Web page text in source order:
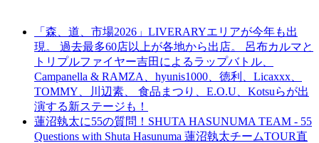
「森、道、市場2026」LIVERARYエリアが今年も出
現。 過去最多60店以上が各地から出店。 呂布カルマと
トリプルファイヤー吉田によるラップバトル、
Campanella & RAMZA、hyunis1000、徳利、Licaxxx、
TOMMY、川辺素、 食品まつり、E.O.U、Kotsuらが出
演する新ステージも！
蓮沼執太に55の質問！SHUTA HASUNUMA TEAM - 55
Questions with Shuta Hasunuma 蓮沼執太チームTOUR直